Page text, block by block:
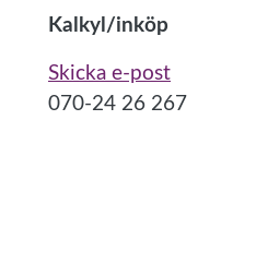
Kalkyl/inköp
Skicka e-post
070-24 26 267